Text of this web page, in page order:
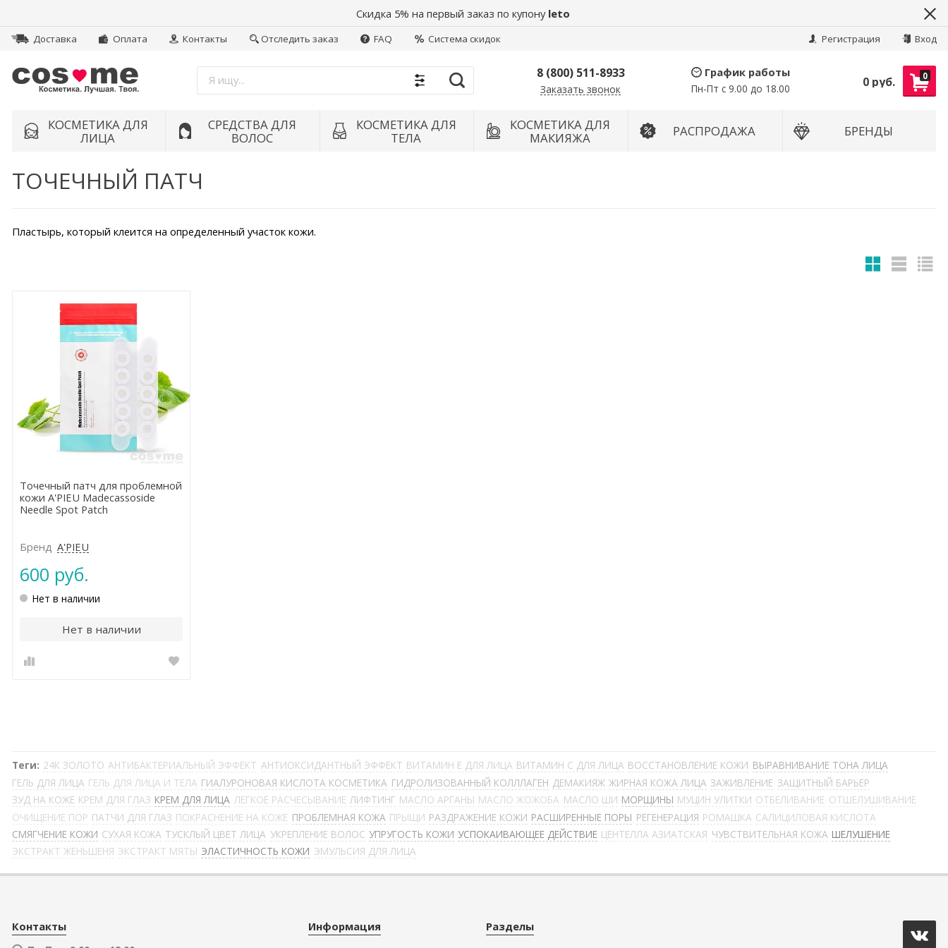
Скидка 5% на первый заказ по купону leto
Доставка Оплата Контакты Отследить заказ FAQ Система скидок Регистрация Вход
Найти
8 (800) 511-8933
Заказать звонок
График работы
Пн-Пт с 9.00 до 18.00
0
0 руб.
КОСМЕТИКА ДЛЯ
ЛИЦА
СРЕДСТВА ДЛЯ
ВОЛОС
КОСМЕТИКА ДЛЯ
ТЕЛА
КОСМЕТИКА ДЛЯ
МАКИЯЖА
РАСПРОДАЖА БРЕНДЫ
ТОЧЕЧНЫЙ ПАТЧ
Пластырь, который клеится на определенный участок кожи.
Точечный патч для проблемной
кожи A'PIEU Madecassoside
Needle Spot Patch
Бренд A'PIEU
600 руб.
Нет в наличии
Нет в наличии
Теги: 24К ЗОЛОТО АНТИБАКТЕРИАЛЬНЫЙ ЭФФЕКТ АНТИОКСИДАНТНЫЙ ЭФФЕКТ ВИТАМИН Е ДЛЯ ЛИЦА ВИТАМИН С ДЛЯ ЛИЦА ВОССТАНОВЛЕНИЕ КОЖИ ВЫРАВНИВАНИЕ ТОНА ЛИЦА
ГЕЛЬ ДЛЯ ЛИЦА ГЕЛЬ ДЛЯ ЛИЦА И ТЕЛА ГИАЛУРОНОВАЯ КИСЛОТА КОСМЕТИКА ГИДРОЛИЗОВАННЫЙ КОЛЛЛАГЕН ДЕМАКИЯЖ ЖИРНАЯ КОЖА ЛИЦА ЗАЖИВЛЕНИЕ ЗАЩИТНЫЙ БАРЬЕР
ЗУД НА КОЖЕ КРЕМ ДЛЯ ГЛАЗ КРЕМ ДЛЯ ЛИЦА ЛЕГКОЕ РАСЧЕСЫВАНИЕ ЛИФТИНГ МАСЛО АРГАНЫ МАСЛО ЖОЖОБА МАСЛО ШИ МОРЩИНЫ МУЦИН УЛИТКИ ОТБЕЛИВАНИЕ ОТШЕЛУШИВАНИЕ
ОЧИЩЕНИЕ ПОР ПАТЧИ ДЛЯ ГЛАЗ ПОКРАСНЕНИЕ НА КОЖЕ ПРОБЛЕМНАЯ КОЖА ПРЫЩИ РАЗДРАЖЕНИЕ КОЖИ РАСШИРЕННЫЕ ПОРЫ РЕГЕНЕРАЦИЯ РОМАШКА САЛИЦИЛОВАЯ КИСЛОТА
СМЯГЧЕНИЕ КОЖИ СУХАЯ КОЖА ТУСКЛЫЙ ЦВЕТ ЛИЦА УКРЕПЛЕНИЕ ВОЛОС УПРУГОСТЬ КОЖИ УСПОКАИВАЮЩЕЕ ДЕЙСТВИЕ ЦЕНТЕЛЛА АЗИАТСКАЯ ЧУВСТВИТЕЛЬНАЯ КОЖА ШЕЛУШЕНИЕ
ЭКСТРАКТ ЖЕНЬШЕНЯ ЭКСТРАКТ МЯТЫ ЭЛАСТИЧНОСТЬ КОЖИ ЭМУЛЬСИЯ ДЛЯ ЛИЦА
Контакты Информация Разделы